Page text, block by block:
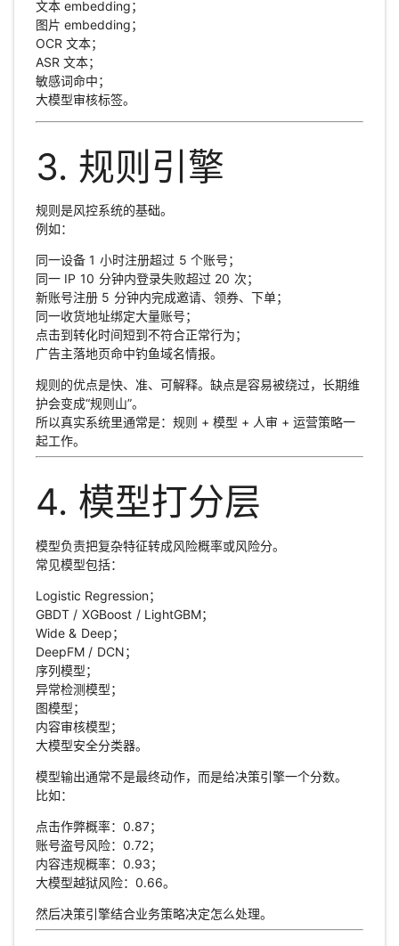
文本 embedding；
图片 embedding；
OCR 文本；
ASR 文本；
敏感词命中；
大模型审核标签。
3. 规则引擎
规则是风控系统的基础。
例如：
同一设备 1 小时注册超过 5 个账号；
同一 IP 10 分钟内登录失败超过 20 次；
新账号注册 5 分钟内完成邀请、领券、下单；
同一收货地址绑定大量账号；
点击到转化时间短到不符合正常行为；
广告主落地页命中钓鱼域名情报。
规则的优点是快、准、可解释。缺点是容易被绕过，长期维
护会变成“规则山”。
所以真实系统里通常是：规则 + 模型 + 人审 + 运营策略一
起工作。
4. 模型打分层
模型负责把复杂特征转成风险概率或风险分。
常见模型包括：
Logistic Regression；
GBDT / XGBoost / LightGBM；
Wide & Deep；
DeepFM / DCN；
序列模型；
异常检测模型；
图模型；
内容审核模型；
大模型安全分类器。
模型输出通常不是最终动作，而是给决策引擎一个分数。
比如：
点击作弊概率：0.87；
账号盗号风险：0.72；
内容违规概率：0.93；
大模型越狱风险：0.66。
然后决策引擎结合业务策略决定怎么处理。